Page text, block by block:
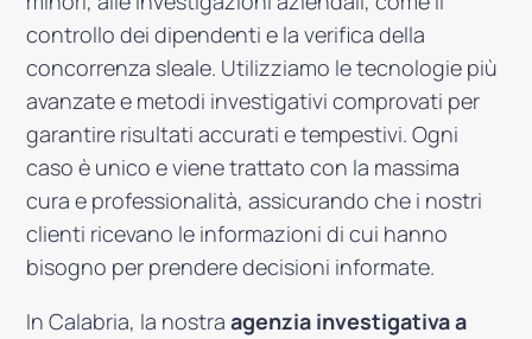
controllo dei dipendenti e la verifica della
concorrenza sleale. Utilizziamo le tecnologie più
avanzate e metodi investigativi comprovati per
garantire risultati accurati e tempestivi. Ogni
caso è unico e viene trattato con la massima
cura e professionalità, assicurando che i nostri
clienti ricevano le informazioni di cui hanno
bisogno per prendere decisioni informate.
In Calabria, la nostraagenzia investigativa a